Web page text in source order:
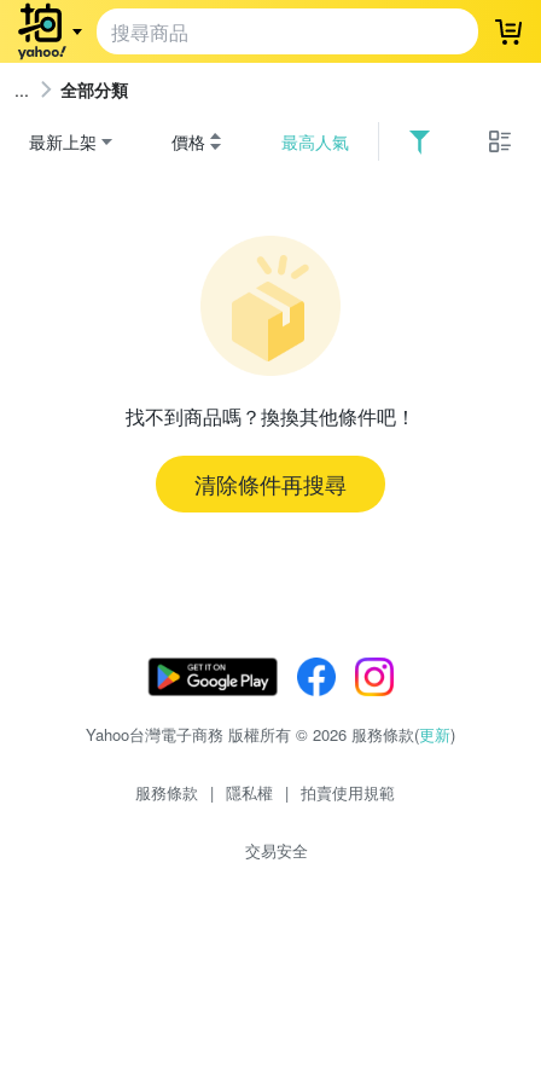
登
全部分類
最新上架 價格 最高人氣
找不到商品嗎？換換其他條件吧！
清除條件再搜尋
Yahoo台灣電子商務 版權所有 © 2026 服務條款(更新)
服務條款 | 隱私權 | 拍賣使用規範
交易安全